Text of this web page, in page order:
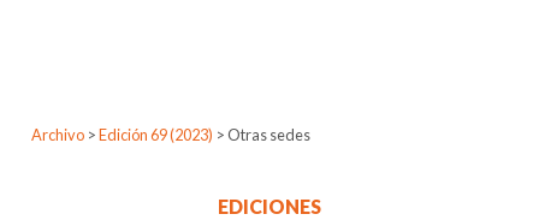
Archivo > Edición 69 (2023) >Otras sedes
EDICIONES